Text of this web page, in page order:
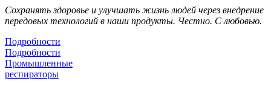
Сохранять здоровье и улучшать жизнь людей через внедрение
передовых технологий в наши продукты. Честно. С любовью.
Подробности
Подробности
Промышленные
респираторы